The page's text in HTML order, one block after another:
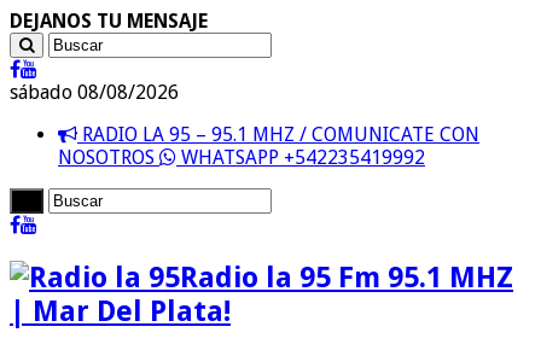
DEJANOS TU MENSAJE
sábado 08/08/2026
RADIO LA 95 – 95.1 MHZ / COMUNICATE CON
NOSOTROS
WHATSAPP +542235419992
Radio la 95 Fm 95.1 MHZ
| Mar Del Plata!